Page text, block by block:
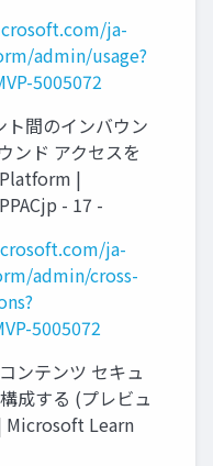
ja-
admin/usage?
5005072
ト間のインバウン
ンド アクセスを
|
- 17 -
ja-
admin/cross-
5005072
ンテンツ セキュ
成する (プレビュ
Microsoft Learn